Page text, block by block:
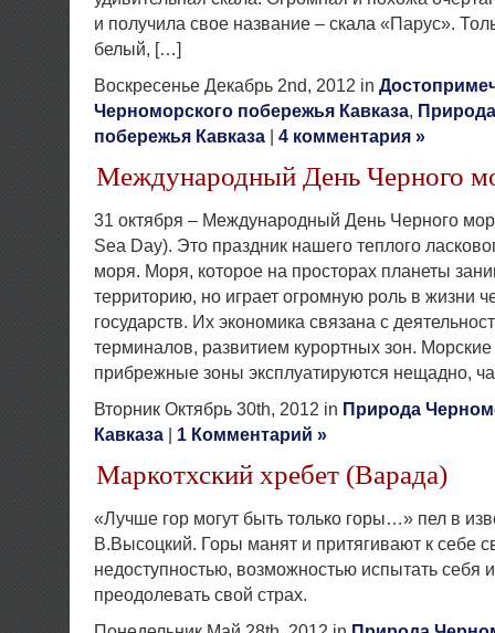
и получила свое название – скала «Парус».
белый, […]
Воскресенье Декабрь 2nd, 2012 in
Черноморского побережья Кавказа,
побережья Кавказа | 4 комментария »
Международный День Черного
31 октября – Международный День Черного
Sea Day). Это праздник нашего теплого
моря. Моря, которое на просторах планеты
территорию, но играет огромную роль в жизни
государств. Их экономика связана с
терминалов, развитием курортных зон.
прибрежные зоны эксплуатируются нещадно,
Вторник Октябрь 30th, 2012 in Природа
Кавказа | 1 Комментарий »
Маркотхский хребет (Варада)
«Лучше гор могут быть только горы…» пел в
В.Высоцкий. Горы манят и притягивают к себе
недоступностью, возможностью испытать себя
преодолевать свой страх.